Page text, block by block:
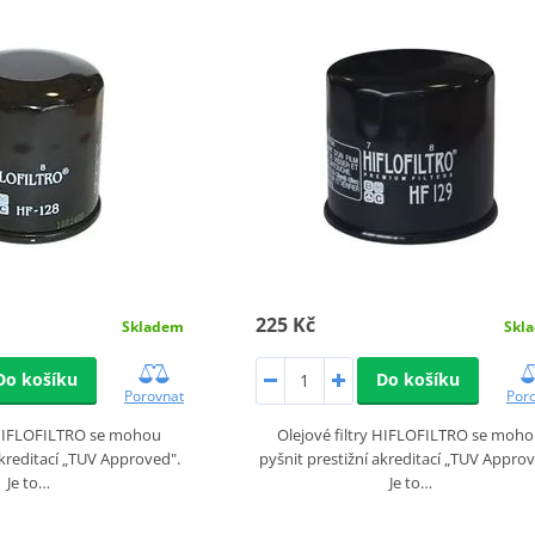
Skladem
košíku
Porovnat
se mohou
„TUV Approved".
Je to…
225 Kč
Do košíku
Olejové filtry HIFLOFILTRO se
pyšnit prestižní akreditací „TUV
Je to…